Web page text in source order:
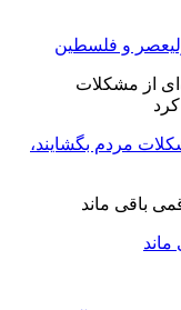
و فلسطین
مردم بگشایند،